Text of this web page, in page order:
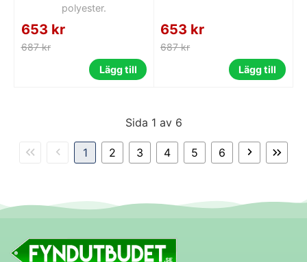
polyester.
653 kr
687 kr
Lägg till
653 kr
687 kr
Lägg till
Sida 1 av 6
1 2 3 4 5 6